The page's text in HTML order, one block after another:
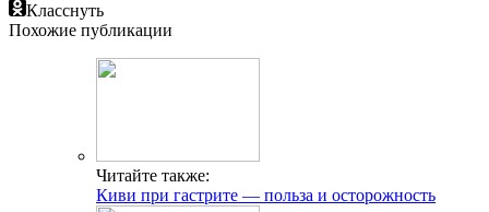
Класснуть
Похожие публикации
Читайте также:
Киви при гастрите — польза и осторожность